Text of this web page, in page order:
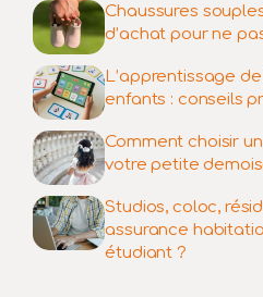
Chaussures
d’achat pour ne
L’apprentissage
enfants : conseils
Comment choisir
votre petite
Studios, coloc,
assurance
étudiant ?